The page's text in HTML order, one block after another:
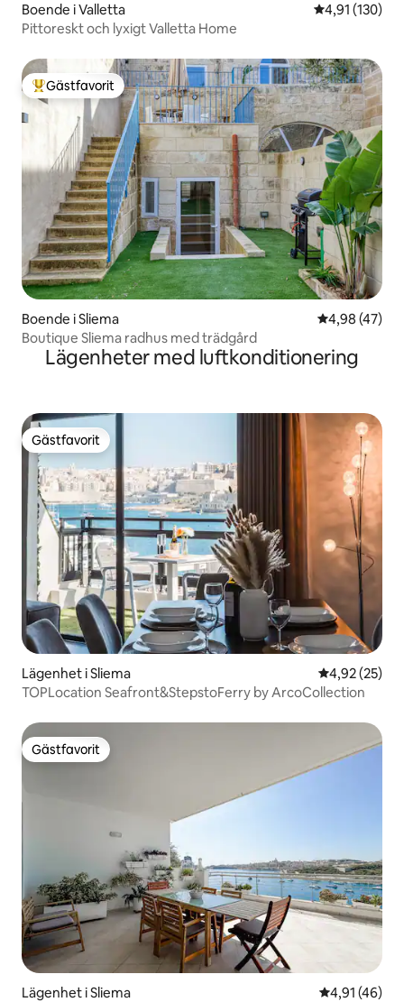
Boende i Valletta 4,91 av 5 i
4,91 (130)
Pittoreskt och lyxigt Valletta Home
Populär gästfavorit
Gästfavorit
Boende i Sliema 4,98 av 5 i
4,98 (47)
Boutique Sliema radhus med trädgård
Lägenheter med luftkonditionering
Gästfavorit
Gästfavorit
Lägenhet i Sliema 4,92 av 5 i
4,92 (25)
TOPLocation Seafront&StepstoFerry by ArcoCollection
Gästfavorit
Gästfavorit
Lägenhet i Sliema 4,91 av 5 i
4,91 (46)